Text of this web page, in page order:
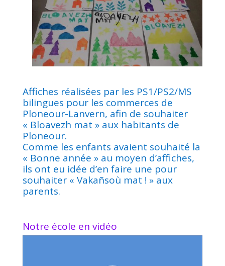
Affiches réalisées par les PS1/PS2/MS
bilingues pour les commerces de
Ploneour-Lanvern, afin de souhaiter
« Bloavezh mat » aux habitants de
Ploneour.
Comme les enfants avaient souhaité la
« Bonne année » au moyen d’affiches,
ils ont eu idée d’en faire une pour
souhaiter « Vakañsoù mat ! » aux
parents.
Notre école en vidéo
Lecteur